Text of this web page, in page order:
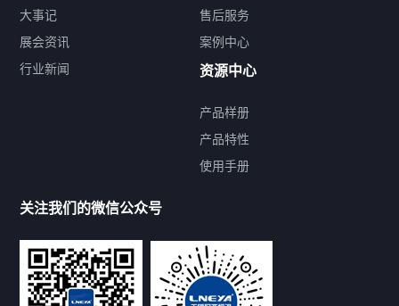
提交您的需求，免费获取产品资料
--亦可拨打我们的24小时服务咨询热线--
13912479193
大事记
展会资讯
行业新闻
售后服务
案例中心
资源中心
产品样册
产品特性
使用手册
关注我们的微信公众号